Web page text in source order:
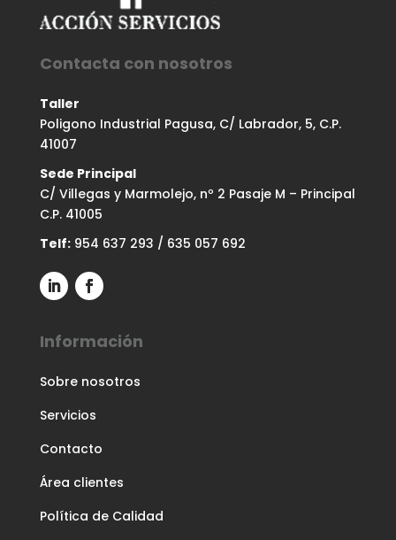
Contacta con nosotros
Taller
Poligono Industrial Pagusa, C/ Labrador, 5, C.P.
41007
Sede Principal
C/ Villegas y Marmolejo, nº 2 Pasaje M – Principal
C.P. 41005
Telf: 954 637 293 / 635 057 692
Información
Sobre nosotros
Servicios
Contacto
Área clientes
Política de Calidad